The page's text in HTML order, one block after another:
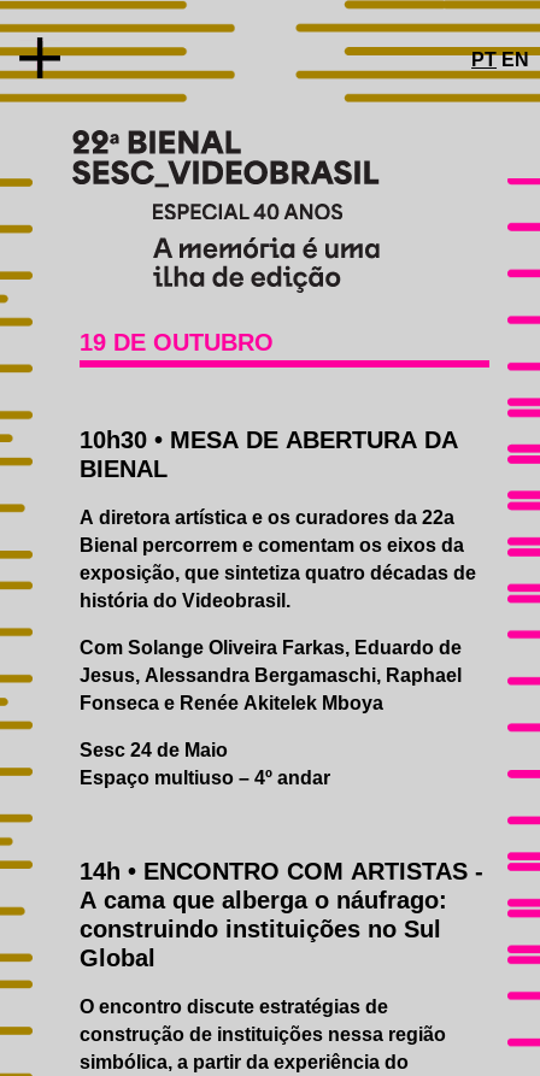
PT EN
CONCEITO
ARTISTAS E OBRAS
CÂMARA DE ECOS
ENCONTRO COM ARTISTAS
VIVÊNCIAS NA BIENAL
EDUCATIVO
ACESSIBILIDADE
CATÁLOGO
GALERIAS DE FOTOS
IMPRENSA
19 DE OUTUBRO
10h30 • MESA DE ABERTURA DA
BIENAL
A diretora artística e os curadores da 22a
Bienal percorrem e comentam os eixos da
exposição, que sintetiza quatro décadas de
história do Videobrasil.
Com Solange Oliveira Farkas, Eduardo de
Jesus, Alessandra Bergamaschi, Raphael
Fonseca e Renée Akitelek Mboya
Sesc 24 de Maio
Espaço multiuso – 4º andar
14h • ENCONTRO COM ARTISTAS -
A cama que alberga o náufrago:
construindo instituições no Sul
Global
O encontro discute estratégias de
construção de instituições nessa região
simbólica, a partir da experiência do